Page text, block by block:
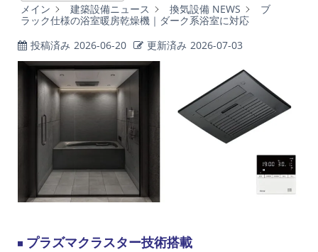
メイン
建築設備ニュース 換気設備 NEWS
ブ
ラック仕様の浴室暖房乾燥機｜ダーク系浴室に対応
投稿済み 2026-06-20 更新済み 2026-07-03
プラズマクラスター技術搭載